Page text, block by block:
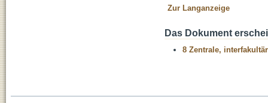
Zur Langanzeige
Das Dokument
8 Zentrale,